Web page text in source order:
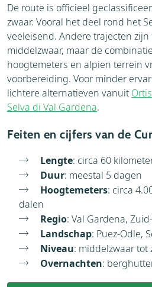
De route is officieel
zwaar. Vooral het deel rond het
veeleisend. Andere trajecten
middelzwaar, maar de
hoogtemeters en alpien terrein
voorbereiding. Voor minder
lichtere alternatieven vanuit
Selva di Val Gardena.
Feiten en cijfers van de
Lengte: circa 60
Duur: meestal 5 dagen
Hoogtemeters: circa
dalen
Regio: Val Gardena,
Landschap: Puez-Odle,
Niveau: middelzwaar tot
Overnachten: